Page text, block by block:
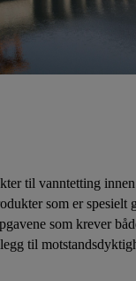
til vanntetting
som er spesielt
som krever
til